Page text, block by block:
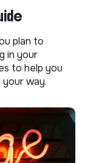
plan to
in your
to help you
way.